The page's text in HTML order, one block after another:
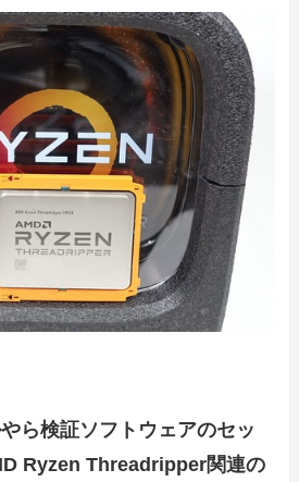
ら検証ソフトウェアのセッ
Ryzen Threadripper関連の